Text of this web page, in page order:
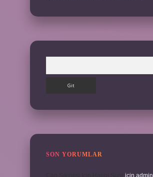
SON YORUMLAR
için admin